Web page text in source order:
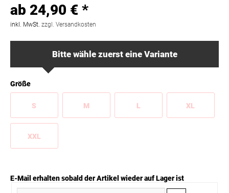
ab 24,90 € *
inkl. MwSt. zzgl. Versandkosten
Bitte wähle zuerst eine Variante
Größe
S M L XL
XXL
E-Mail erhalten sobald der Artikel wieder auf Lager ist